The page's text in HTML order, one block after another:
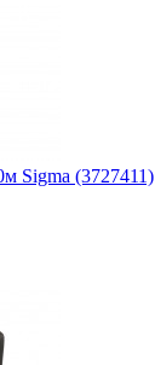
Sigma (3727411)